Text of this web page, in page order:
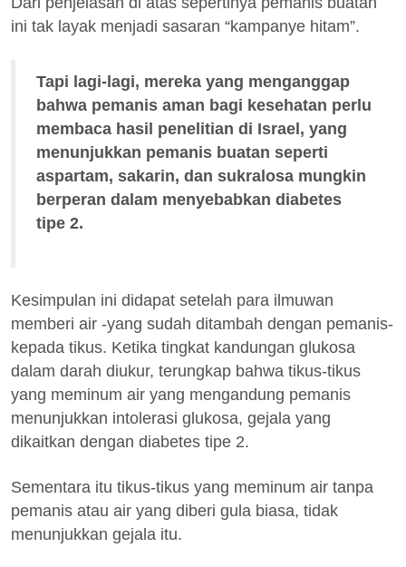
ini tak layak menjadi sasaran “kampanye hitam”.
Tapi lagi-lagi, mereka yang menganggap
bahwa pemanis aman bagi kesehatan perlu
membaca hasil penelitian di Israel, yang
menunjukkan pemanis buatan seperti
aspartam, sakarin, dan sukralosa mungkin
berperan dalam menyebabkan diabetes
tipe 2.
Kesimpulan ini didapat setelah para ilmuwan
memberi air -yang sudah ditambah dengan pemanis-
kepada tikus. Ketika tingkat kandungan glukosa
dalam darah diukur, terungkap bahwa tikus-tikus
yang meminum air yang mengandung pemanis
menunjukkan intolerasi glukosa, gejala yang
dikaitkan dengan diabetes tipe 2.
Sementara itu tikus-tikus yang meminum air tanpa
pemanis atau air yang diberi gula biasa, tidak
menunjukkan gejala itu.